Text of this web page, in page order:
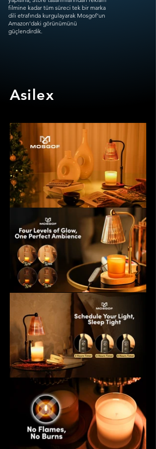
filmine kadar tüm süreci tek bir marka
dili etrafında kurgulayarak Mosgof’un
Amazon’daki görünümünü
güçlendirdik.
Asilex